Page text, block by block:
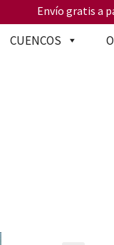
CUENCOS
Envío gratis a